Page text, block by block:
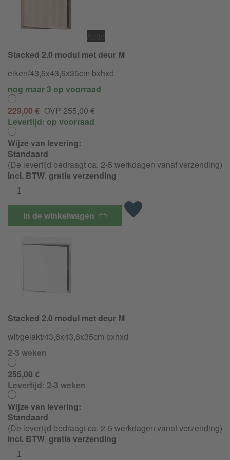
Stacked 2.0 modul met deur M
eiken/43,6x43,6x35cm bxhxd
nog maar 3 op voorraad
229,00 € OVP 255,00 €
Levertijd: op voorraad
Wijze van levering:
Standaard
(De levertijd bedraagt ca. 2-5 werkdagen vanaf verzending)
incl. BTW, gratis verzending
In de winkelwagen
Stacked 2.0 modul met deur M
wit/gelakt/43,6x43,6x35cm bxhxd
2-3 weken
255,00 €
Levertijd: 2-3 weken
Wijze van levering:
Standaard
(De levertijd bedraagt ca. 2-5 werkdagen vanaf verzending)
incl. BTW, gratis verzending